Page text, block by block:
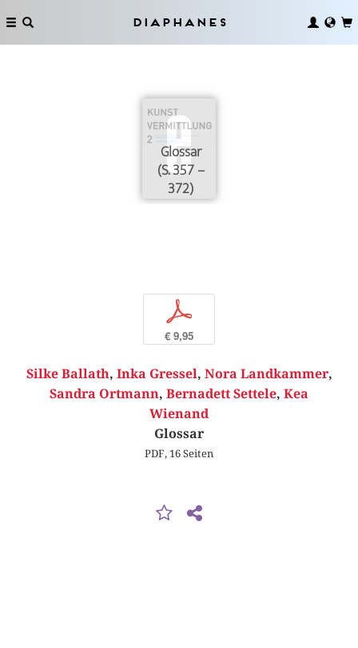
Diaphanes
Glossar
(S. 357 –
372)
p
€ 9,95
Silke Ballath, Inka Gressel, Nora Landkammer,
Sandra Ortmann, Bernadett Settele, Kea
Wienand
Glossar
PDF, 16 Seiten